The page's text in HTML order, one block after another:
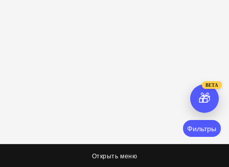
Открыть меню
Фильтры
🎁
BETA